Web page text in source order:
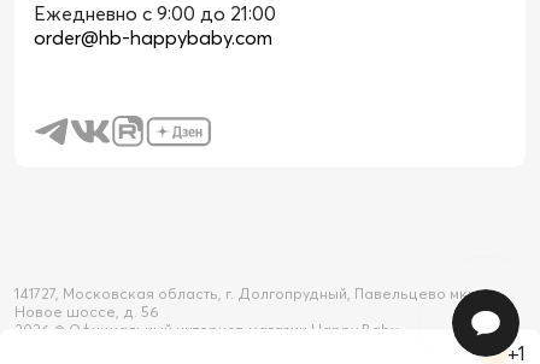
+1
Ежедневно с 9:00 до 21:00
order@hb-happybaby.com
141727, Московская область, г. Долгопрудный, Павельцево мкр-н,
Новое шоссе, д. 56
2026 © Официальный интернет-магазин Happy Baby